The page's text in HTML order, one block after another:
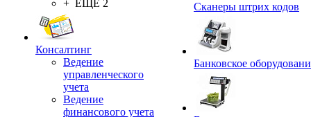
+ ЕЩЕ 2
Консалтинг
Ведение
управленческого
учета
Ведение
финансового учета
Сканеры штрих кодов
Банковское